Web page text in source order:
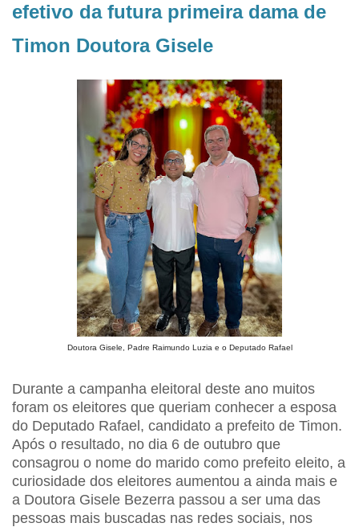
efetivo da futura primeira dama de
Timon Doutora Gisele
Doutora Gisele, Padre Raimundo Luzia e o Deputado Rafael
Durante a campanha eleitoral deste ano muitos
foram os eleitores que queriam conhecer a esposa
do Deputado Rafael, candidato a prefeito de Timon.
Após o resultado, no dia 6 de outubro que
consagrou o nome do marido como prefeito eleito, a
curiosidade dos eleitores aumentou a ainda mais e
a Doutora Gisele Bezerra passou a ser uma das
pessoas mais buscadas nas redes sociais, nos